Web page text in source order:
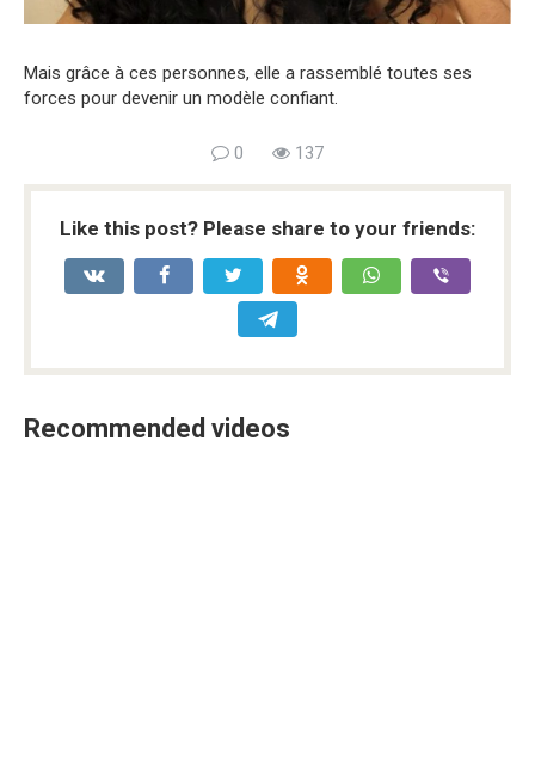
Mais grâce à ces personnes, elle a rassemblé toutes ses
forces pour devenir un modèle confiant.
0 137
Like this post? Please share to your friends:
Recommended videos